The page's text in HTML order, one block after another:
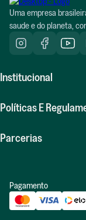
Uma empresa
saude e do planeta,
Institucional
Sobre Nós
Indique E Ganhe
Blog
Políticas E
Perguntas Frequentes
Políticas De Trocas E
Política De
Parcerias
Revenda Positiv.a
Pagamento